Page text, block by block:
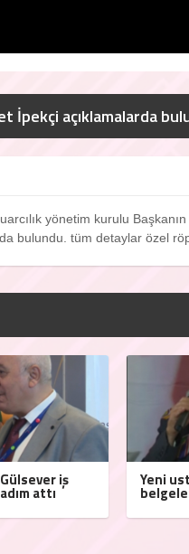
İpekçi açıklamalarda
yönetim kurulu
bulundu. tüm detaylar özel
iş
attı
Yeni